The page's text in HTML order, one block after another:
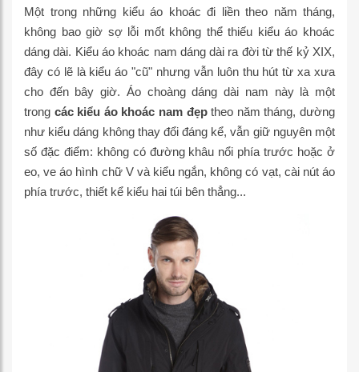
Một trong những kiểu áo khoác đi liền theo năm tháng,
không bao giờ sợ lỗi mốt không thể thiếu kiểu áo khoác
dáng dài. Kiểu áo khoác nam dáng dài ra đời từ thế kỷ XIX,
đây có lẽ là kiểu áo "cũ" nhưng vẫn luôn thu hút từ xa xưa
cho đến bây giờ. Áo choàng dáng dài nam này là một
trong các kiểu áo khoác nam đẹptheo năm tháng, dường
như kiểu dáng không thay đổi đáng kể, vẫn giữ nguyên một
số đặc điểm: không có đường khâu nổi phía trước hoặc ở
eo, ve áo hình chữ V và kiểu ngắn, không có vạt, cài nút áo
phía trước, thiết kể kiểu hai túi bên thẳng...